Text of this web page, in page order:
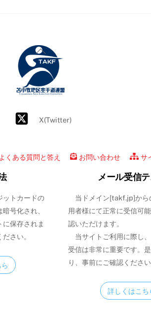
Back
To
Top
X(Twitter)
よくある質問と答え お問い合わせ サ
トカードの
号化され、
に保存されま
ださい。
メール受信
当ドメイン[takf.jp]から
用者様にて正常に受信可
認いただけます。
当サイトご利用に際し
受信は非常に重要です。
り、事前にご確認くださ
詳しくはこち